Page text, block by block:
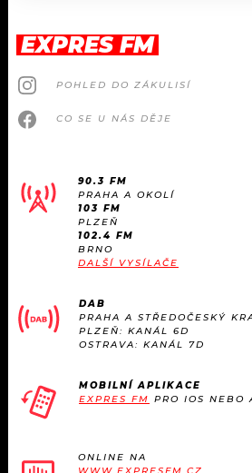
EXPRES FM
POHLED DO ZÁKULISÍ
CO SE U NÁS DĚJE
90.3 FM
PRAHA A OKOLÍ
103 FM
PLZEŇ
102.4 FM
BRNO
DALŠÍ VYSÍLAČE
DAB
PRAHA A STŘEDOČESKÝ
PLZEŇ: KANÁL 6D
OSTRAVA: KANÁL 7D
MOBILNÍ APLIKACE
EXPRES FM PRO IOS NEBO
ONLINE NA
WWW.EXPRESFM.CZ